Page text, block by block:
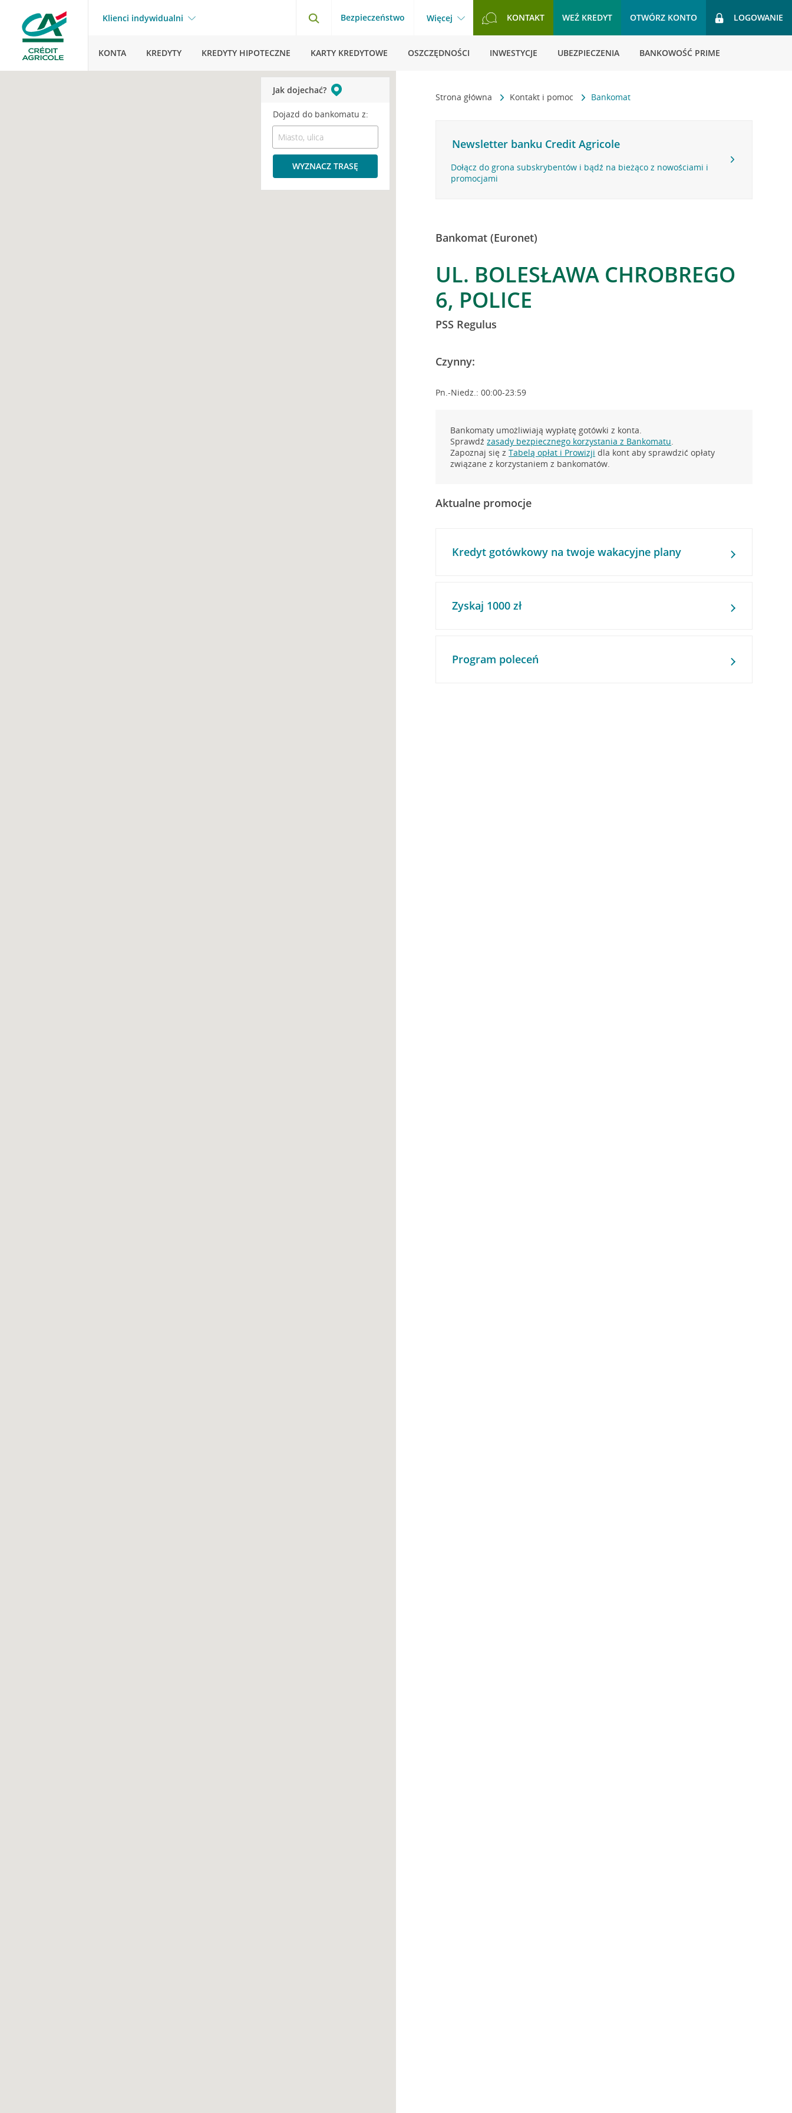
Klienci indywidualni Bezpieczeństwo Więcej KONTAKT WEŹ KREDYT OTWÓRZ KONTO LOGOWANIE
KONTA KREDYTY KREDYTY HIPOTECZNE KARTY KREDYTOWE OSZCZĘDNOŚCI INWESTYCJE UBEZPIECZENIA BANKOWOŚĆ PRIME
Strona główna Kontakt i pomoc Bankomat
Newsletter banku Credit Agricole
Dołącz do grona subskrybentów i bądź na bieżąco z nowościami i
promocjami
Bankomat (Euronet)
UL. BOLESŁAWA CHROBREGO
6, POLICE
PSS Regulus
Czynny:
Pn.-Niedz.: 00:00-23:59
Bankomaty umożliwiają wypłatę gotówki z konta.
Sprawdźzasady bezpiecznego korzystania z Bankomatu.
Zapoznaj się zTabelą opłat i Prowizji dla kont aby sprawdzić opłaty
związane z korzystaniem z bankomatów.
Aktualne promocje
Kredyt gotówkowy na twoje wakacyjne plany
Zyskaj 1000 zł
Program poleceń
Jak dojechać?
Dojazd do bankomatu z:
WYZNACZ TRASĘ